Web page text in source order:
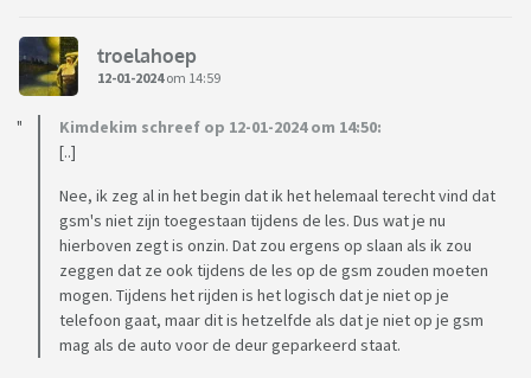
troelahoep
12-01-2024om 14:59
Kimdekim schreef op 12-01-2024 om 14:50:
[..]
Nee, ik zeg al in het begin dat ik het helemaal terecht vind dat
gsm's niet zijn toegestaan tijdens de les. Dus wat je nu
hierboven zegt is onzin. Dat zou ergens op slaan als ik zou
zeggen dat ze ook tijdens de les op de gsm zouden moeten
mogen. Tijdens het rijden is het logisch dat je niet op je
telefoon gaat, maar dit is hetzelfde als dat je niet op je gsm
mag als de auto voor de deur geparkeerd staat.